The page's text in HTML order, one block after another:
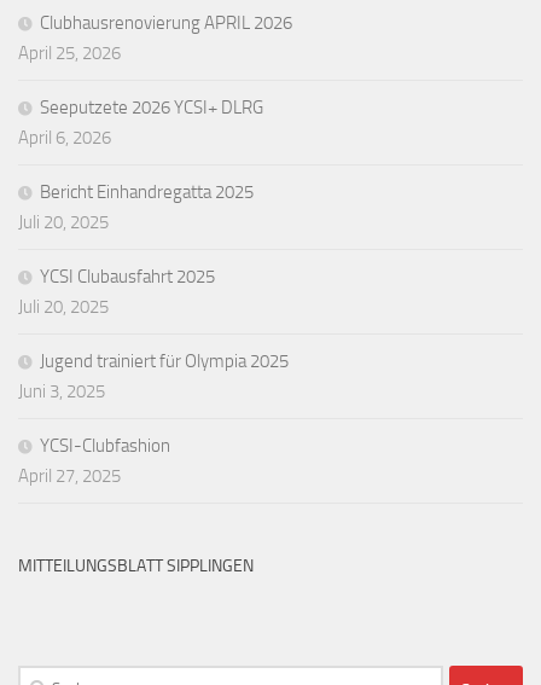
Clubhausrenovierung APRIL 2026
April 25, 2026
Seeputzete 2026 YCSI+ DLRG
April 6, 2026
Bericht Einhandregatta 2025
Juli 20, 2025
YCSI Clubausfahrt 2025
Juli 20, 2025
Jugend trainiert für Olympia 2025
Juni 3, 2025
YCSI-Clubfashion
April 27, 2025
MITTEILUNGSBLATT SIPPLINGEN
Suchen